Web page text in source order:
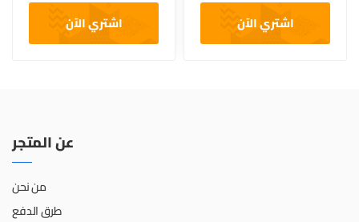
اشتري الآن
اشتري الآن
عن المتجر
من نحن
طرق الدفع